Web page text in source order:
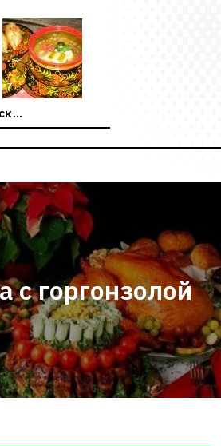
с горгонзолой